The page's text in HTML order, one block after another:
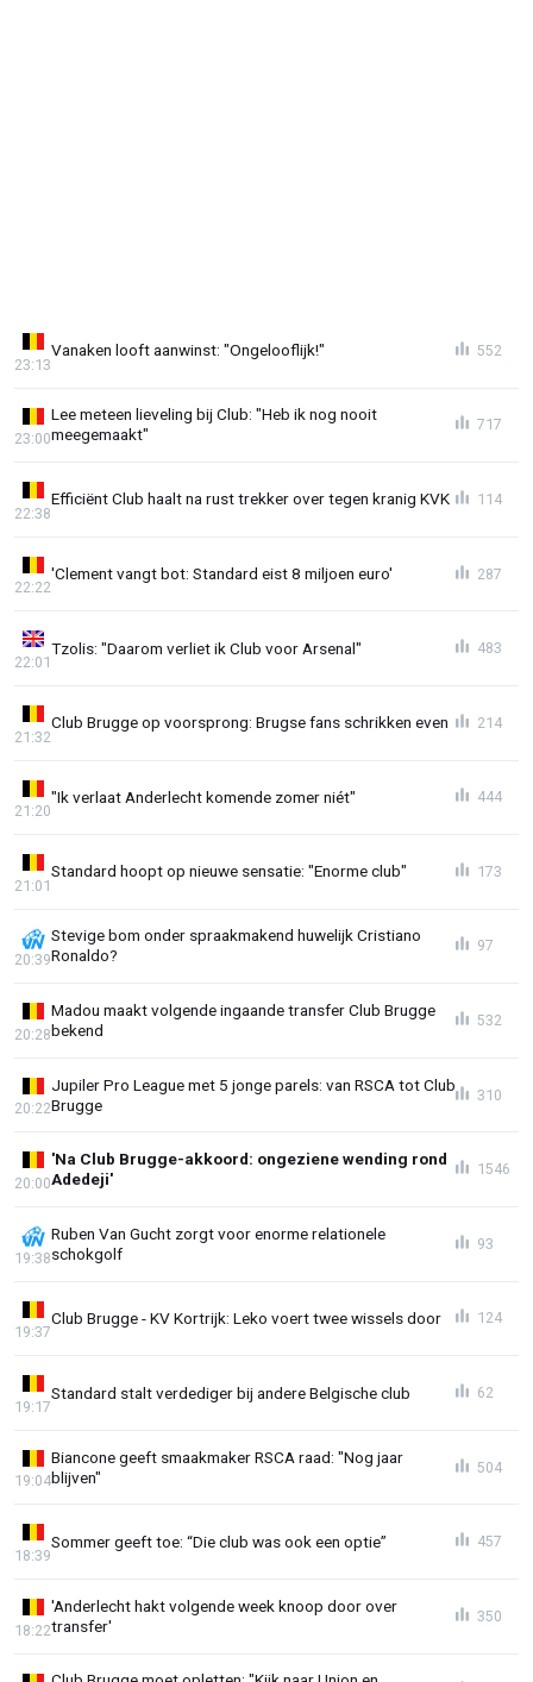
Vanaken looft aanwinst: "Ongelooflijk!"
23:13
552
Lee meteen lieveling bij Club: "Heb ik nog nooit
meegemaakt"
23:00
717
Efficiënt Club haalt na rust trekker over tegen kranig KVK
22:38
114
'Clement vangt bot: Standard eist 8 miljoen euro'
22:22
287
Tzolis: "Daarom verliet ik Club voor Arsenal"
22:01
483
Club Brugge op voorsprong: Brugse fans schrikken even
21:32
214
"Ik verlaat Anderlecht komende zomer niét"
21:20
444
Standard hoopt op nieuwe sensatie: "Enorme club"
21:01
173
Stevige bom onder spraakmakend huwelijk Cristiano
Ronaldo?
20:39
97
Madou maakt volgende ingaande transfer Club Brugge
bekend
20:28
532
Jupiler Pro League met 5 jonge parels: van RSCA tot Club
Brugge
20:22
310
'Na Club Brugge-akkoord: ongeziene wending rond
Adedeji'
20:00
1546
Ruben Van Gucht zorgt voor enorme relationele
schokgolf
19:38
93
Club Brugge - KV Kortrijk: Leko voert twee wissels door
19:37
124
Standard stalt verdediger bij andere Belgische club
19:17
62
Biancone geeft smaakmaker RSCA raad: "Nog jaar
blijven"
19:04
504
Sommer geeft toe: “Die club was ook een optie”
18:39
457
'Anderlecht hakt volgende week knoop door over
transfer'
18:22
350